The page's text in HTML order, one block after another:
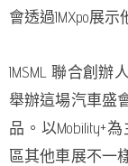
會透過IMXpo展示
IMSML 聯合創辦
舉辦這場汽車盛
品。以Mobility+
區其他車展不一